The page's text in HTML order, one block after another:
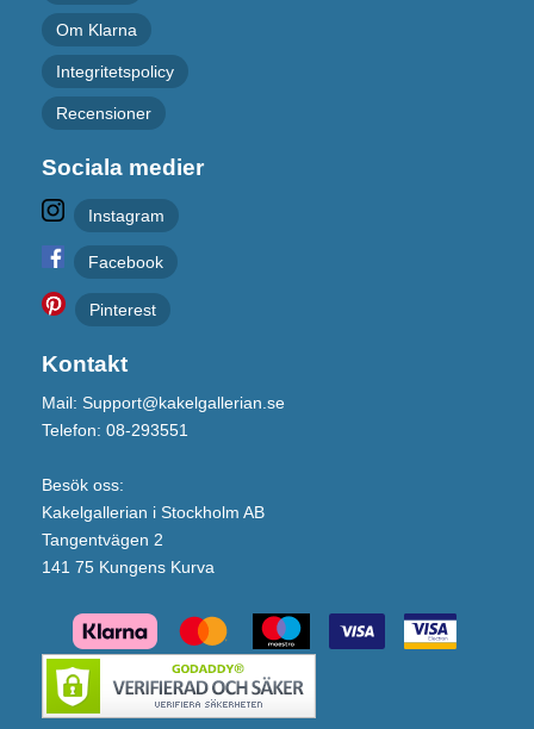
Om Klarna
Integritetspolicy
Recensioner
Sociala medier
Instagram
Facebook
Pinterest
Kontakt
Mail: Support@kakelgallerian.se
Telefon: 08-293551
Besök oss:
Kakelgallerian i Stockholm AB
Tangentvägen 2
141 75 Kungens Kurva